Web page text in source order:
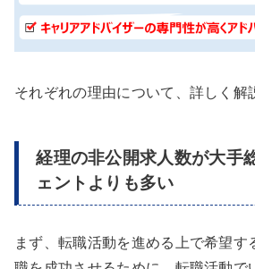
それぞれの理由について、詳しく解
経理の非公開求人数が大手
ェントよりも多い
まず、転職活動を進める上で希望す